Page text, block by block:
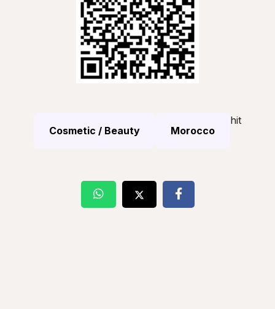
Cosmetic / Beauty Morocco
hit